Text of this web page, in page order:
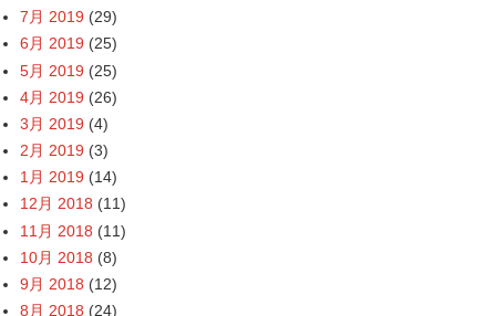
7月 2019 (29)
6月 2019 (25)
5月 2019 (25)
4月 2019 (26)
3月 2019 (4)
2月 2019 (3)
1月 2019 (14)
12月 2018 (11)
11月 2018 (11)
10月 2018 (8)
9月 2018 (12)
8月 2018 (24)